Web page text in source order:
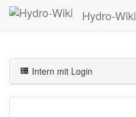
Hydro-Wiki
Intern mit Login